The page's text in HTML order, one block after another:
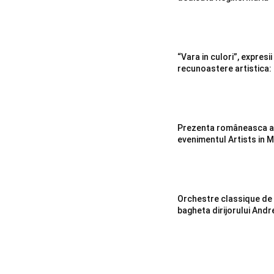
“Vara in culori”,
recunoastere artistica:
Prezenta româneasca
evenimentul Artists in
Orchestre classique
bagheta dirijorului